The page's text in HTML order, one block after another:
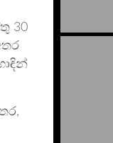
30